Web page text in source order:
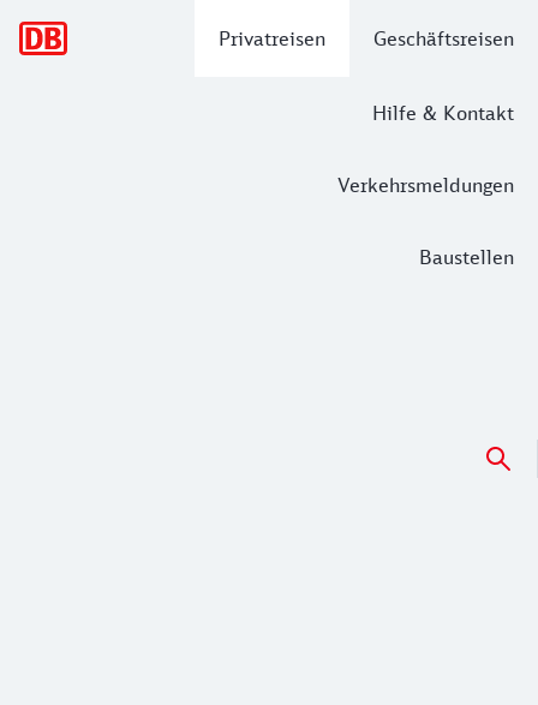
Privatreisen Geschäftsreisen
Hilfe & Kontakt
Verkehrsmeldungen
Baustellen